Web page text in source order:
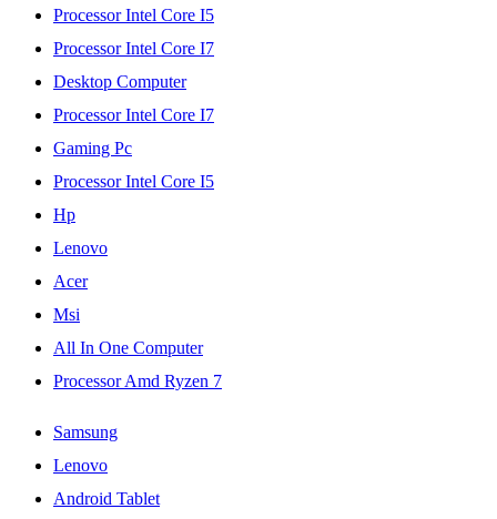
Processor Intel Core I5
Processor Intel Core I7
Desktop Computer
Processor Intel Core I7
Gaming Pc
Processor Intel Core I5
Hp
Lenovo
Acer
Msi
All In One Computer
Processor Amd Ryzen 7
Samsung
Lenovo
Android Tablet